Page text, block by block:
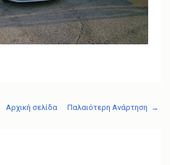
Παλαιότερη Ανάρτηση →
Αρχική σελίδα